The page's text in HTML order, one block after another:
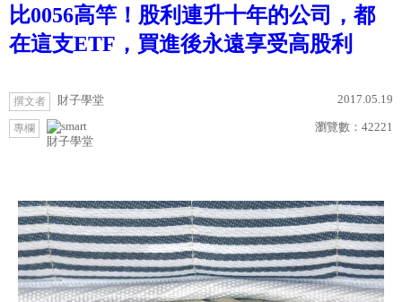
比0056高竿！股利連升十年的公司，都
在這支ETF，買進後永遠享受高股利
撰文者 財子學堂 2017.05.19
專欄
財子學堂
瀏覽數： 42221